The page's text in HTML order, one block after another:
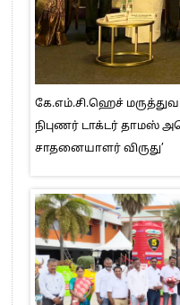
கே.எம்.சி.ஹெச்
நிபுணர் டாக்டர் தாமஸ்
சாதனையாளர் விருது’